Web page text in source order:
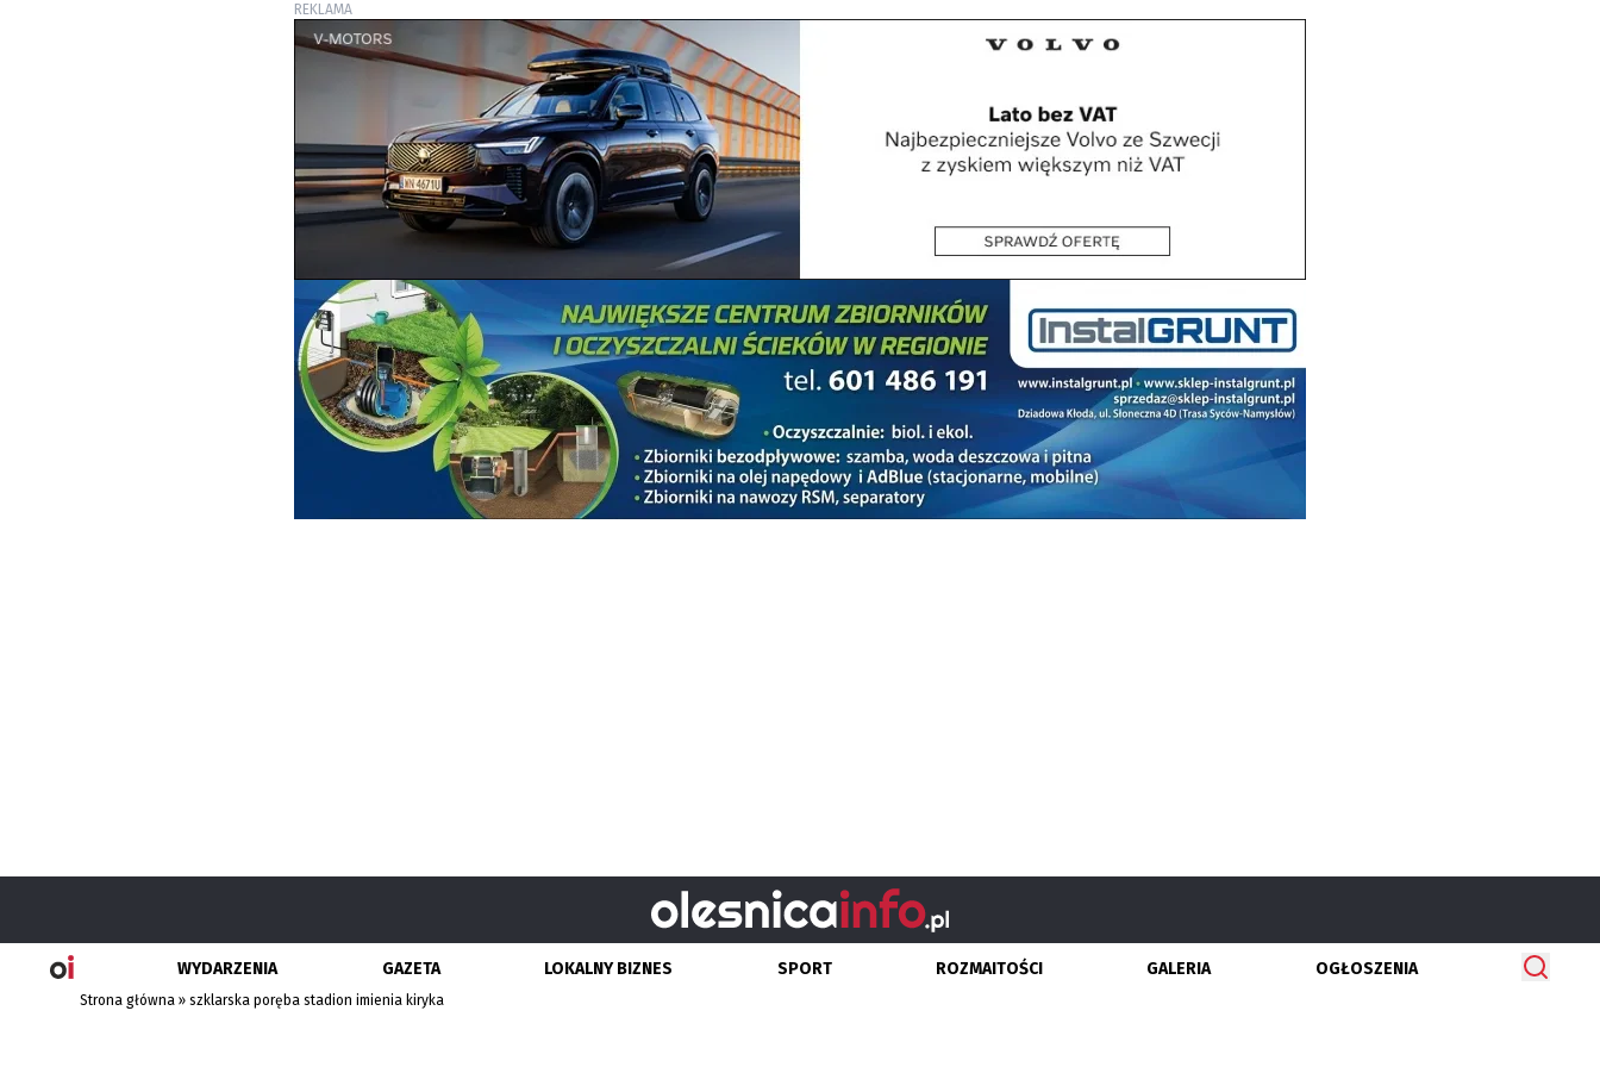
REKLAMA
WYDARZENIA GAZETA LOKALNY BIZNES SPORT ROZMAITOŚCI GALERIA OGŁOSZENIA
Strona główna »szklarska poręba stadion imienia kiryka